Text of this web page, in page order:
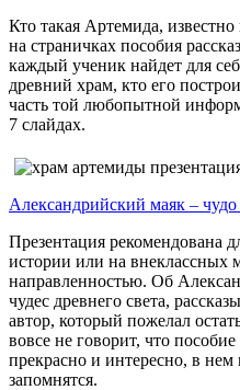
Кто такая Артемида,
на страничках пособия
каждый ученик найдет для
древний храм, кто его
часть той любопытной
7 слайдах.
Александрийский маяк – чудо
Презентация рекомендована
истории или на внеклассных
направленностью. Об
чудес древнего света,
автор, который пожелал
вовсе не говорит, что
прекрасно и интересно, в
запомнятся.